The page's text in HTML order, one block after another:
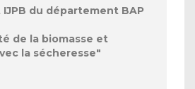
du département BAP
de la biomasse et
la sécheresse"